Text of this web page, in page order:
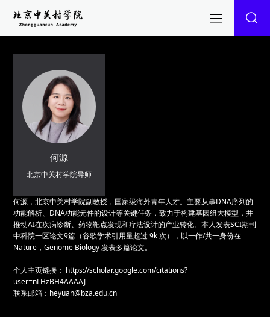
何源
北京中关村学院导师
何源，北京中关村学院副教授，国家级海外青年人才。主要从事DNA序列的
功能解析、DNA功能元件的设计等关键任务，致力于构建基因组大模型，并
推动AI在疾病诊断、药物靶点发现和疗法设计的产业转化。本人发表SCI期刊
中科院一区论文9篇（谷歌学术引用量超过 9k 次），以一作/共一身份在
Nature，Genome Biology 发表多篇论文。
个人主页链接： https://scholar.google.com/citations?
user=nLHzBH4AAAAJ
联系邮箱：heyuan@bza.edu.cn